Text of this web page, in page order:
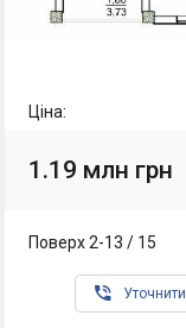
Ціна:
1.19 млн грн
Поверх 2-13 / 15
